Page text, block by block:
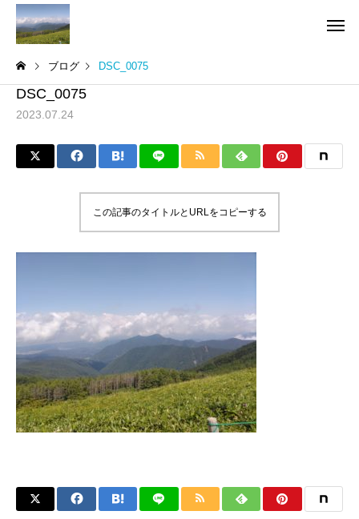
ブログ DSC_0075
DSC_0075
2023.07.24
この記事のタイトルとURLをコピーする